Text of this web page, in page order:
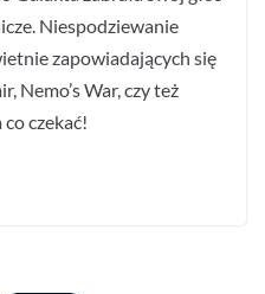
Niespodziewanie
zapowiadających się
Nemo’s War, czy też
czekać!